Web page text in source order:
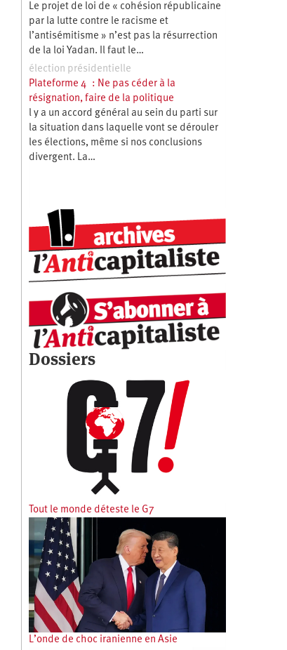
Le projet de loi de « cohésion républicaine
par la lutte contre le racisme et
l’antisémitisme » n’est pas la résurrection
de la loi Yadan. Il faut le…
élection présidentielle
Plateforme 4 : Ne pas céder à la
résignation, faire de la politique
l y a un accord général au sein du parti sur
la situation dans laquelle vont se dérouler
les élections, même si nos conclusions
divergent. La…
Dossiers
Tout le monde déteste le G7
L’onde de choc iranienne en Asie